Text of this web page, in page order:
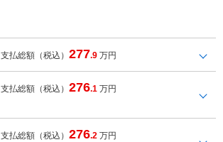
支払総額（税込）277.9 万円
支払総額（税込）276.1 万円
支払総額（税込）276.2 万円